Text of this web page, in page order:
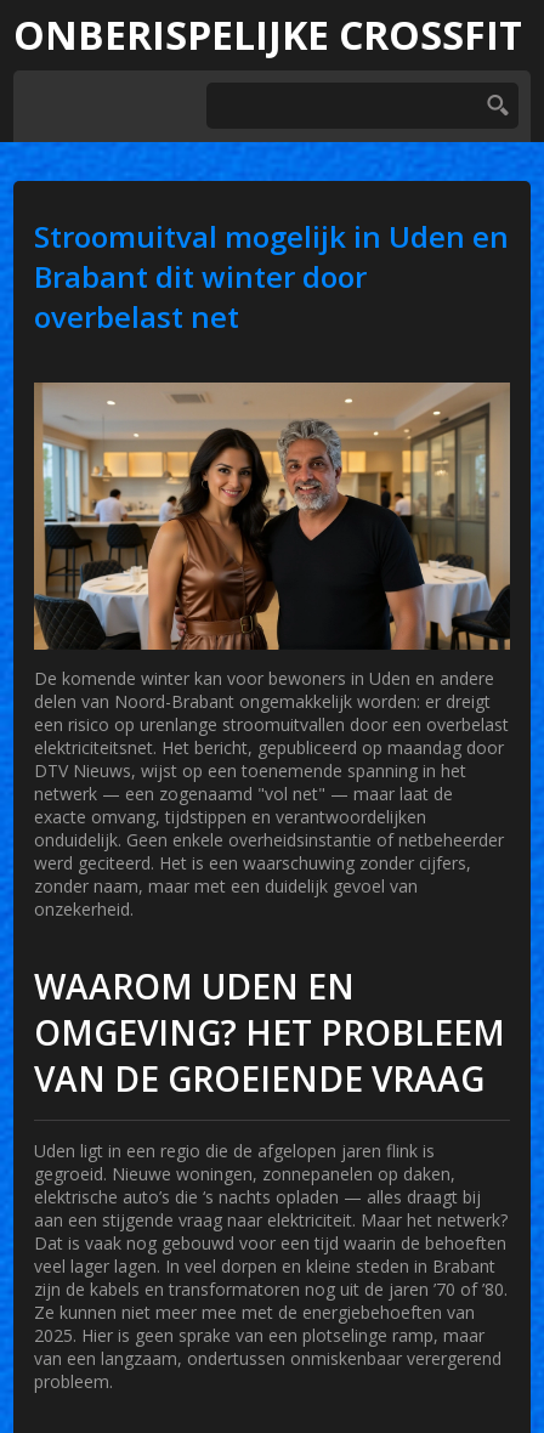
ONBERISPELIJKE CROSSFIT
Stroomuitval mogelijk in Uden en
Brabant dit winter door
overbelast net
De komende winter kan voor bewoners in Uden en andere
delen van Noord-Brabant ongemakkelijk worden: er dreigt
een risico op urenlange stroomuitvallen door een overbelast
elektriciteitsnet. Het bericht, gepubliceerd op maandag door
DTV Nieuws, wijst op een toenemende spanning in het
netwerk — een zogenaamd "vol net" — maar laat de
exacte omvang, tijdstippen en verantwoordelijken
onduidelijk. Geen enkele overheidsinstantie of netbeheerder
werd geciteerd. Het is een waarschuwing zonder cijfers,
zonder naam, maar met een duidelijk gevoel van
onzekerheid.
WAAROM UDEN EN
OMGEVING? HET PROBLEEM
VAN DE GROEIENDE VRAAG
Uden ligt in een regio die de afgelopen jaren flink is
gegroeid. Nieuwe woningen, zonnepanelen op daken,
elektrische auto’s die ‘s nachts opladen — alles draagt bij
aan een stijgende vraag naar elektriciteit. Maar het netwerk?
Dat is vaak nog gebouwd voor een tijd waarin de behoeften
veel lager lagen. In veel dorpen en kleine steden in Brabant
zijn de kabels en transformatoren nog uit de jaren ’70 of ’80.
Ze kunnen niet meer mee met de energiebehoeften van
2025. Hier is geen sprake van een plotselinge ramp, maar
van een langzaam, ondertussen onmiskenbaar verergerend
probleem.